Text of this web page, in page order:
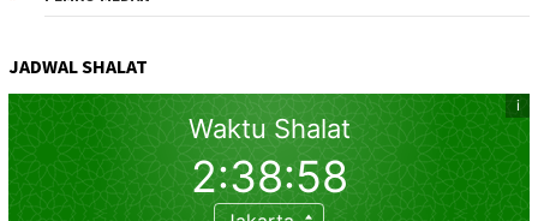
JADWAL SHALAT